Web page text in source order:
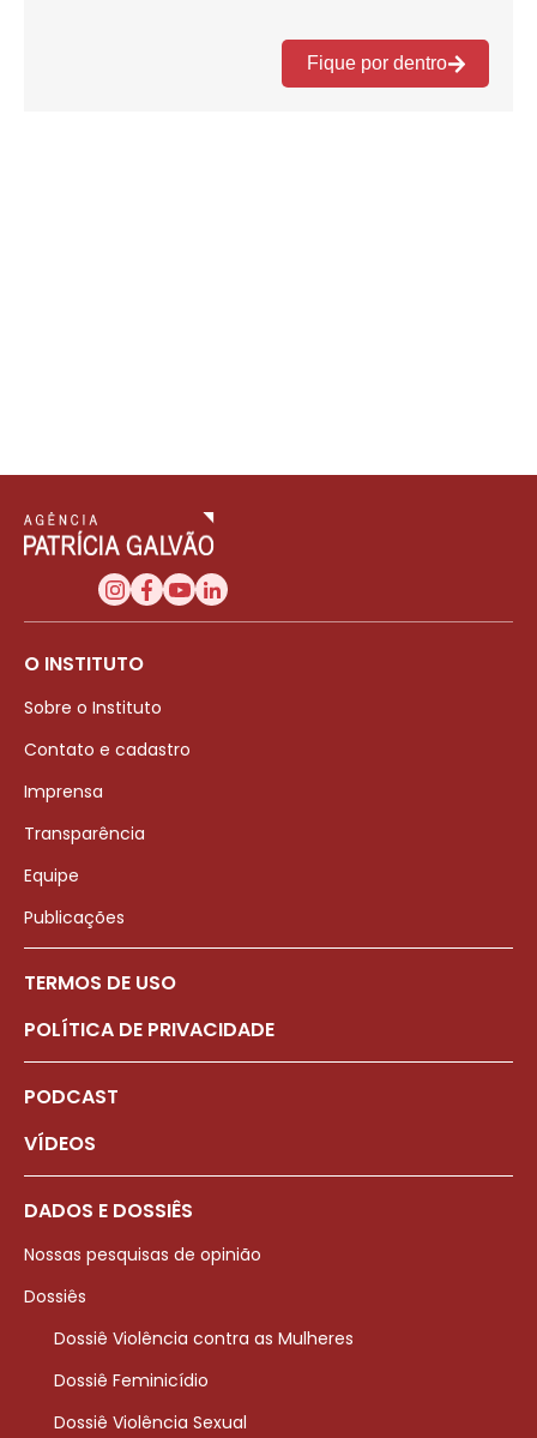
O INSTITUTO
Sobre o Instituto
Contato e cadastro
Imprensa
Transparência
Equipe
Publicações
TERMOS DE USO
POLÍTICA DE PRIVACIDADE
PODCAST
VÍDEOS
DADOS E DOSSIÊS
Nossas pesquisas de opinião
Dossiês
Dossiê Violência contra as Mulheres
Dossiê Feminicídio
Dossiê Violência Sexual